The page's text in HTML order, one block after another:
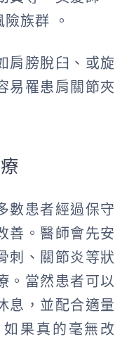
族群 。
肩膀脫臼、或旋
易罹患肩關節夾
數患者經過保守
善。醫師會先安
刺、關節炎等狀
。當然患者可以
息，並配合適量
果真的毫無改